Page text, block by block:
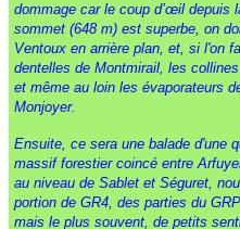
dommage car le coup d’œil depuis
sommet (648 m) est superbe, on
Ventoux en arrière plan, et, si l'on
dentelles de Montmirail, les
et même au loin les évaporateurs
Monjoyer.
Ensuite, ce sera une balade d'une
massif forestier coincé entre
au niveau de Sablet et Séguret,
portion de GR4, des parties du
mais le plus souvent, de petits